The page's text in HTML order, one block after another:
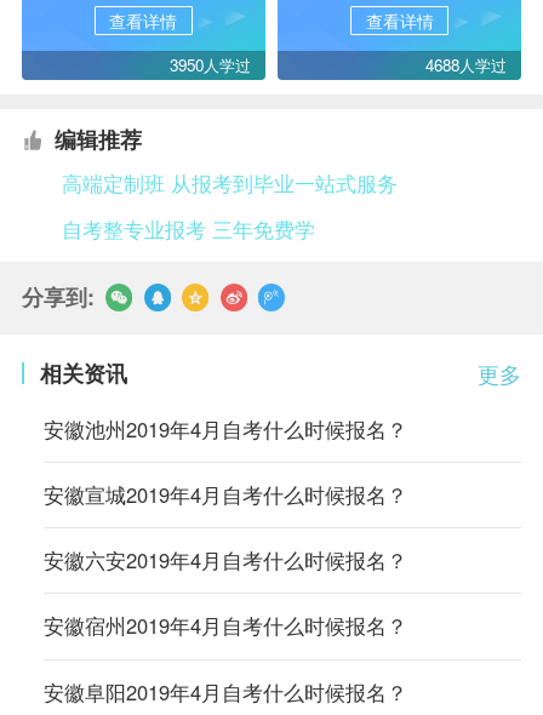
查看详情
3950人学过
查看详情
4688人学过
编辑推荐
高端定制班 从报考到毕业一站式服务
自考整专业报考 三年免费学
分享到:
更多
相关资讯
安徽池州2019年4月自考什么时候报名？
安徽宣城2019年4月自考什么时候报名？
安徽六安2019年4月自考什么时候报名？
安徽宿州2019年4月自考什么时候报名？
安徽阜阳2019年4月自考什么时候报名？